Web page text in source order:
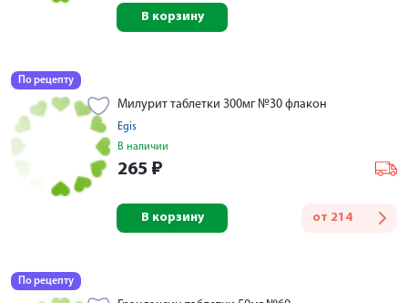
В корзину
По рецепту
Милурит таблетки 300мг №30 флакон
Egis
В наличии
265 ₽
от 214
В корзину
По рецепту